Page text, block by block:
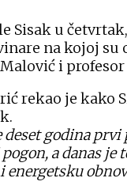
Sisak u
na kojoj
i
rekao je kako
deset godina
a danas je